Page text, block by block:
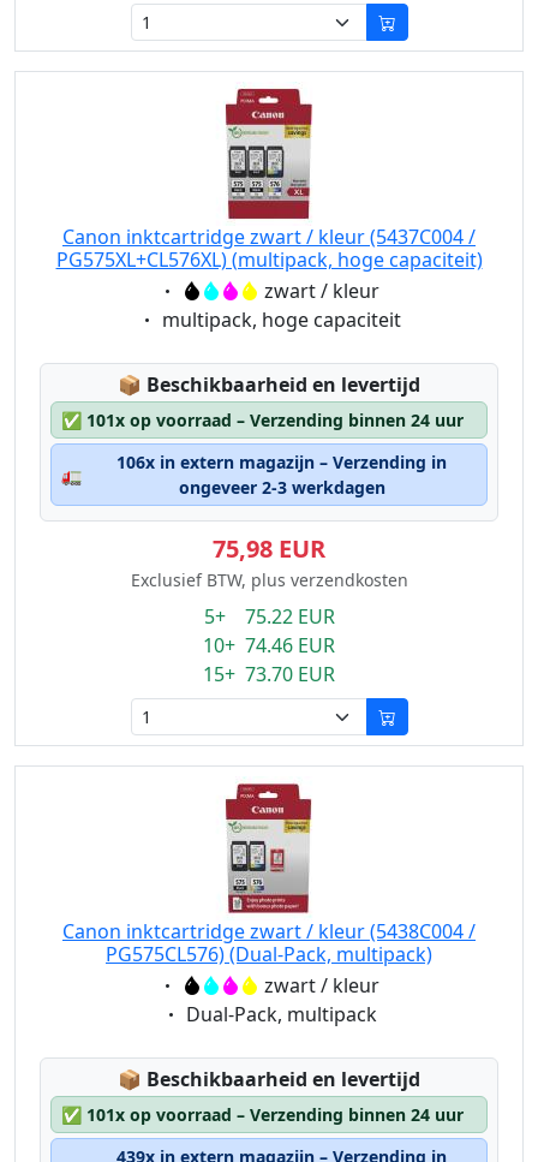
Canon inktcartridge zwart / kleur (5437C004 /
PG575XL+CL576XL) (multipack, hoge capaciteit)
Eigenschaft:zwart / kleur
Eigenschaft:
multipack, hoge capaciteit
📦 Lagerstatus:
Beschikbaarheid en levertijd
✅ 101x op voorraad – Verzending binnen 24 uur
🚛
106x in extern magazijn – Verzending in
ongeveer 2-3 werkdagen
75,98 EUR
Exclusief BTW, plus verzendkosten
5+ 75.22 EUR
10+ 74.46 EUR
15+ 73.70 EUR
Canon inktcartridge zwart / kleur (5438C004 /
PG575CL576) (Dual-Pack, multipack)
Eigenschaft:zwart / kleur
Eigenschaft:
Dual-Pack, multipack
📦 Lagerstatus:
Beschikbaarheid en levertijd
✅ 101x op voorraad – Verzending binnen 24 uur
439x in extern magazijn – Verzending in